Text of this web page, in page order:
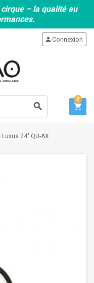
– la qualité au
search
personConnexion
shopping_cart
0
24" QU-AX